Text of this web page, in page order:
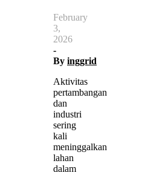
February
3,
2026
-
By inggrid
Aktivitas
pertambangan
dan
industri
sering
kali
meninggalkan
lahan
dalam